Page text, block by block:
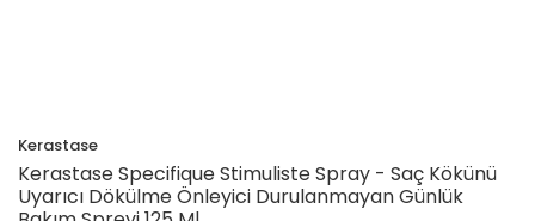
Kerastase
Kerastase Specifique Stimuliste Spray - Saç Kökünü
Uyarıcı Dökülme Önleyici Durulanmayan Günlük